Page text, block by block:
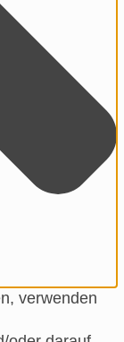
verwenden